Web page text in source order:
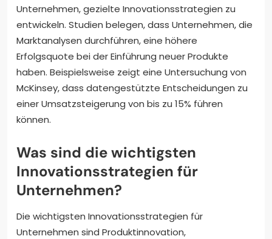
Unternehmen, gezielte Innovationsstrategien zu
entwickeln. Studien belegen, dass Unternehmen, die
Marktanalysen durchführen, eine höhere
Erfolgsquote bei der Einführung neuer Produkte
haben. Beispielsweise zeigt eine Untersuchung von
McKinsey, dass datengestützte Entscheidungen zu
einer Umsatzsteigerung von bis zu 15% führen
können.
Was sind die wichtigsten
Innovationsstrategien für
Unternehmen?
Die wichtigsten Innovationsstrategien für
Unternehmen sind Produktinnovation,